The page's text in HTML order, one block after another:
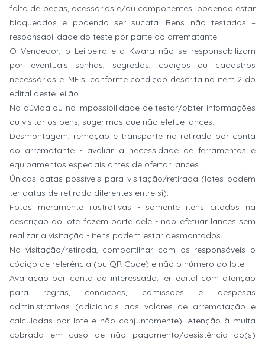
falta de peças, acessórios e/ou componentes, podendo estar
bloqueados e podendo ser sucata. Bens não testados –
responsabilidade do teste por parte do arrematante.
O Vendedor, o Leiloeiro e a Kwara não se responsabilizam
por eventuais senhas, segredos, códigos ou cadastros
necessários e IMEIs, conforme condição descrita no item 2 do
edital deste leilão.
Na dúvida ou na impossibilidade de testar/obter informações
ou visitar os bens, sugerimos que não efetue lances.
Desmontagem, remoção e transporte na retirada por conta
do arrematante - avaliar a necessidade de ferramentas e
equipamentos especiais antes de ofertar lances.
Únicas datas possíveis para visitação/retirada (lotes podem
ter datas de retirada diferentes entre si).
Fotos meramente ilustrativas - somente itens citados na
descrição do lote fazem parte dele - não efetuar lances sem
realizar a visitação - itens podem estar desmontados.
Na visitação/retirada, compartilhar com os responsáveis o
código de referência (ou QR Code) e não o número do lote.
Avaliação por conta do interessado, ler edital com atenção
para regras, condições, comissões e despesas
administrativas (adicionais aos valores de arrematação e
calculadas por lote e não conjuntamente)! Atenção à multa
cobrada em caso de não pagamento/desistência do(s)